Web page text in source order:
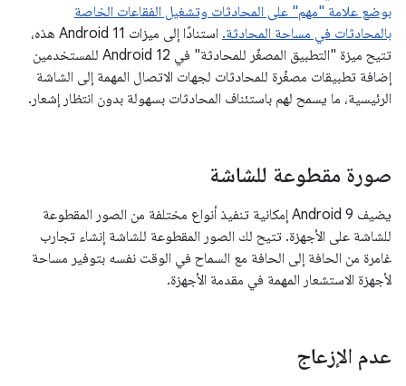
بوضع علامة "مهم" على المحادثات وتشغيل الفقاعات الخاصة
بالمحادثات في مساحة المحادثة.
استنادًا إلى ميزات Android 11 هذه،
تتيح ميزة "التطبيق المصغّر للمحادثة" في Android 12 للمستخدمين
إضافة تطبيقات مصغّرة للمحادثات لجهات الاتصال المهمة إلى الشاشة
الرئيسية، ما يسمح لهم باستئناف المحادثات بسهولة بدون انتظار إشعار.
صورة مقطوعة للشاشة
يضيف Android 9 إمكانية تنفيذ أنواع مختلفة من الصور المقطوعة
للشاشة على الأجهزة. تتيح لك الصور المقطوعة للشاشة إنشاء تجارب
غامرة من الحافة إلى الحافة مع السماح في الوقت نفسه بتوفير مساحة
لأجهزة الاستشعار المهمة في مقدمة الأجهزة.
عدم الإزعاج